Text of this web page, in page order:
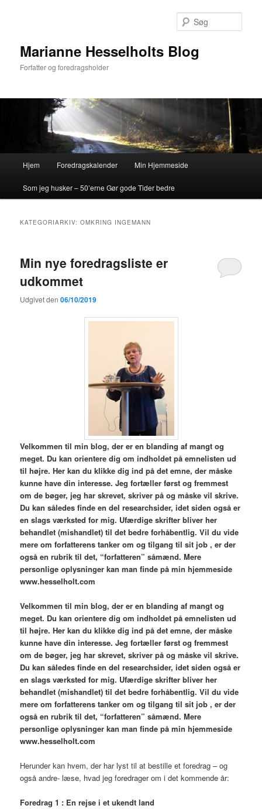
Marianne Hesselholts Blog
Forfatter og foredragsholder
Hjem Foredragskalender Min Hjemmeside
Som jeg husker – 50’erne Gør gode Tider bedre
KATEGORIARKIV:OMKRING INGEMANN
Min nye foredragsliste er
udkommet
Udgivet den06/10/2019
Velkommen til min blog, der er en blanding af mangt og
meget. Du kan orientere dig om indholdet på emnelisten ud
til højre. Her kan du klikke dig ind på det emne, der måske
kunne have din interesse. Jeg fortæller først og fremmest
om de bøger, jeg har skrevet, skriver på og måske vil skrive.
Du kan således finde en del researchsider, idet siden også er
en slags værksted for mig. Ufærdige skrifter bliver her
behandlet (mishandlet) til det bedre forhåbentlig. Vil du vide
mere om forfatterens tanker om og tilgang til sit job , er der
også en rubrik til det, “forfatteren” såmænd. Mere
personlige oplysninger kan man finde på min hjemmeside
www.hesselholt.com
Velkommen til min blog, der er en blanding af mangt og
meget. Du kan orientere dig om indholdet på emnelisten ud
til højre. Her kan du klikke dig ind på det emne, der måske
kunne have din interesse. Jeg fortæller først og fremmest
om de bøger, jeg har skrevet, skriver på og måske vil skrive.
Du kan således finde en del researchsider, idet siden også er
en slags værksted for mig. Ufærdige skrifter bliver her
behandlet (mishandlet) til det bedre forhåbentlig. Vil du vide
mere om forfatterens tanker om og tilgang til sit job , er der
også en rubrik til det, “forfatteren” såmænd. Mere
personlige oplysninger kan man finde på min hjemmeside
www.hesselholt.com
Herunder kan hvem, der har lyst til at bestille et foredrag – og
også andre- læse, hvad jeg foredrager om i det kommende år:
Foredrag 1 : En rejse i et ukendt land